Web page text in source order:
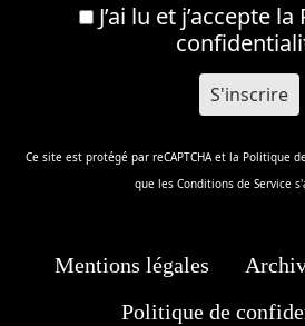
J’ai lu et j’accepte la
Ce site est protégé par reCAPTCHA et la Politique
que les Conditions de Service
Mentions légales
Politique de